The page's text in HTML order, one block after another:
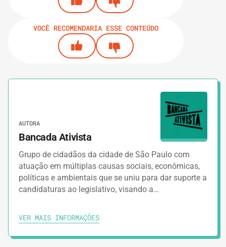
VOCÊ RECOMENDARIA ESSE CONTEÚDO
AUTORA
Bancada Ativista
Grupo de cidadãos da cidade de São Paulo com
atuação em múltiplas causas sociais, econômicas,
políticas e ambientais que se uniu para dar suporte a
candidaturas ao legislativo, visando a…
VER MAIS INFORMAÇÕES